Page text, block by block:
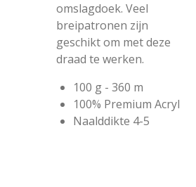
omslagdoek. Veel
breipatronen zijn
geschikt om met deze
draad te werken.
100 g - 360 m
100% Premium Acryl
Naalddikte 4-5